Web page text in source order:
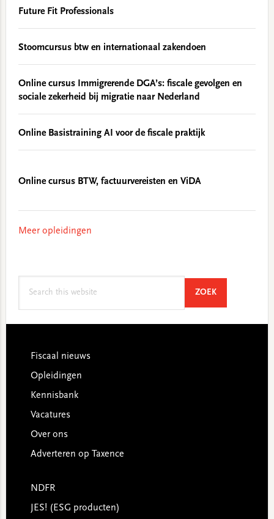
Future Fit Professionals
Stoomcursus btw en internationaal zakendoen
Online cursus Immigrerende DGA’s: fiscale gevolgen en
sociale zekerheid bij migratie naar Nederland
Online Basistraining AI voor de fiscale praktijk
Online cursus BTW, factuurvereisten en ViDA
Meer opleidingen
ZOEKSEARCH
Footer
Fiscaal nieuws
Opleidingen
Kennisbank
Vacatures
Over ons
Adverteren op Taxence
NDFR
JES! (ESG producten)